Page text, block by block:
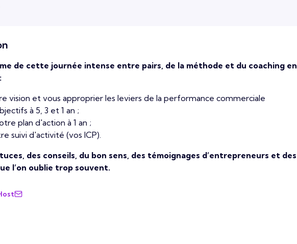
de cette journée intense entre pairs, de la méthode et du coaching en
vision et vous approprier les leviers de la performance commerciale
à 5, 3 et 1 an ;
plan d'action à 1 an ;
suivi d'activité (vos ICP).
des conseils, du bon sens, des témoignages d’entrepreneurs et des
l’on oublie trop souvent.